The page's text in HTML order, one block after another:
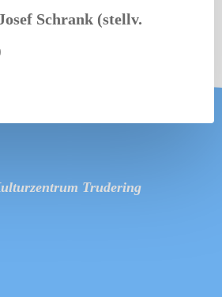
Schrank (stellv.
Trudering